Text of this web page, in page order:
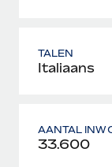
TALEN
Italiaans
AANTAL
33.600